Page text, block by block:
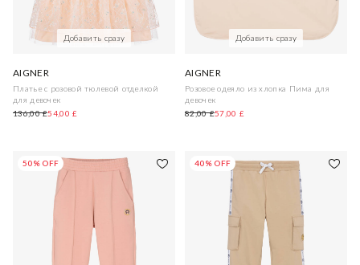
Добавить сразу
AIGNER
Платье с розовой тюлевой отделкой
для девочек
136,00 £54,00 £
Добавить сразу
AIGNER
Розовое одеяло из хлопка Пима для
девочек
82,00 £57,00 £
50% OFF 40% OFF